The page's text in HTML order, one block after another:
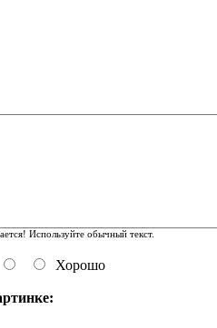
Используйте обычный текст.
Хорошо